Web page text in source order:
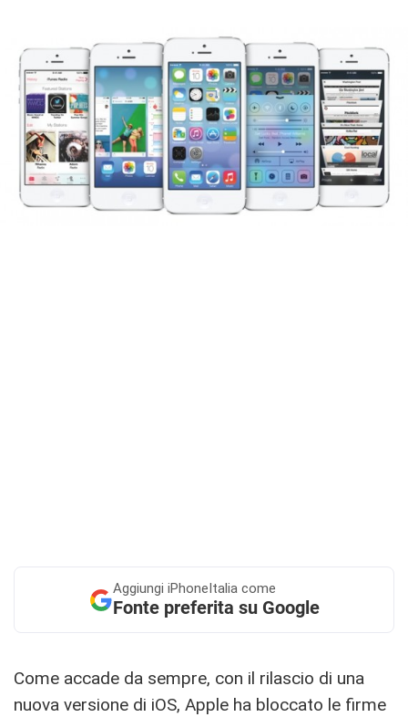
Aggiungi iPhoneItalia come
Fonte preferita su Google
Come accade da sempre, con il rilascio di una
nuova versione di iOS, Apple ha bloccato le firme